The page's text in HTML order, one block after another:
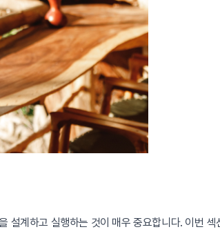
계하고 실행하는 것이 매우 중요합니다. 이번